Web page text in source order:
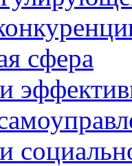
сфера